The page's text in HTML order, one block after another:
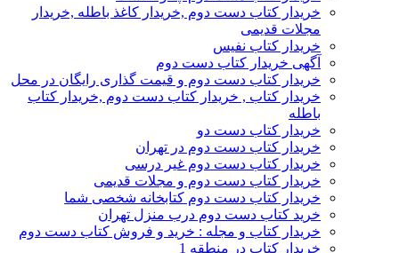
خریدار کتاب دست دوم ,خریدار کاغذ باطله ,خریدار
مجلات قدیمی
خریدار کتاب نفیس
آگهی خریدار کتاب دست دوم
خریدار کتاب دست دوم و قیمت گذاری رایگان در محل
خریدار کتاب , خریدار کتاب دست دوم ,خریدار کتاب
باطله
خریدار کتاب دست دو
خریدار کتاب دست دوم در تهران
خریدار کتاب دست دوم غیر درسی
خریدار کتاب دست دوم و مجلات قدیمی
خریدار کتاب دست دوم کتابخانه شخصی شما
خرید کتاب دست دوم درب منزل تهران
خریدار کتاب و مجله : خرید و فروش کتاب دست دوم
خریدار کتاب در منطقه 1